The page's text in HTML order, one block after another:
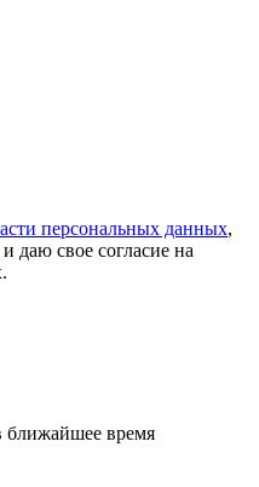
персональных данных,
и даю свое согласие на
ближайшее время